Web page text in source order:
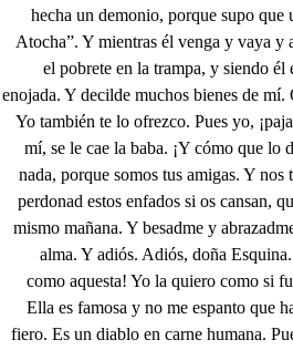
hecha un demonio, porque supo que
Atocha”. Y mientras él venga y vaya y
el pobrete en la trampa, y siendo
enojada. Y decilde muchos bienes de mí.
Yo también te lo ofrezco. Pues yo,
mí, se le cae la baba. ¡Y cómo que lo
nada, porque somos tus amigas. Y nos
perdonad estos enfados si os cansan,
mismo mañana. Y besadme y
alma. Y adiós. Adiós, doña
como aquesta! Yo la quiero como si
Ella es famosa y no me espanto que
fiero. Es un diablo en carne humana.